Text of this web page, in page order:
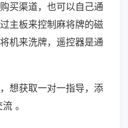
买渠道，也可以自己通
主板来控制麻将牌的磁
机来洗牌，遥控器是通
想获取一对一指导，添
。